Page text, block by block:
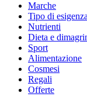
Marche
Tipo di esigenza
Nutrienti
Dieta e
Sport
Alimentazione
Cosmesi
Regali
Offerte